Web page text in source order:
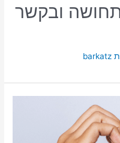
ובקשר
barkatz